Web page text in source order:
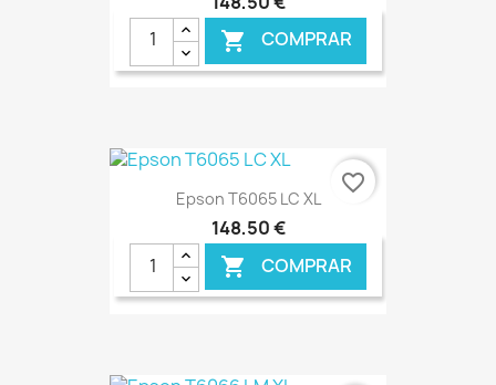
 COMPRAR
€ ONLINE
Epson T6065 LC XL
148,50 €
 COMPRAR
favorite_border